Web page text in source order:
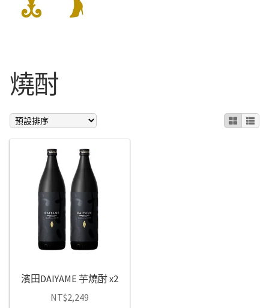
商品
中文
English
日本語
한국어
商品
燒酎
濱田DAIYAME 芋燒酎 x2
NT$2,249